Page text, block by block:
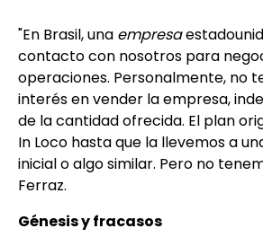
"En Brasil, una empresa
contacto con nosotros para
operaciones. Personalmente, no
interés en vender la empresa,
de la cantidad ofrecida. El plan
In Loco hasta que la llevemos a
inicial o algo similar. Pero no
Ferraz.
Génesis y fracasos